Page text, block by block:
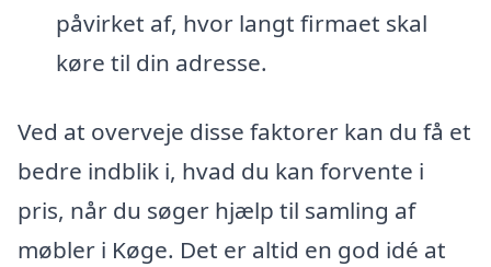
påvirket af, hvor langt firmaet skal
køre til din adresse.
Ved at overveje disse faktorer kan du få et
bedre indblik i, hvad du kan forvente i
pris, når du søger hjælp til samling af
møbler i Køge. Det er altid en god idé at